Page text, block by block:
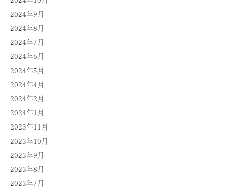
2024年9月
2024年8月
2024年7月
2024年6月
2024年5月
2024年4月
2024年2月
2024年1月
2023年11月
2023年10月
2023年9月
2023年8月
2023年7月